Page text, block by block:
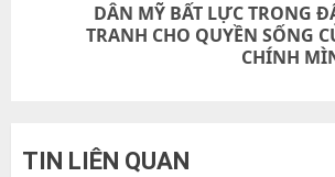
DÂN MỸ BẤT LỰC TRONG
TRANH CHO QUYỀN SỐNG
CHÍNH
TIN LIÊN QUAN